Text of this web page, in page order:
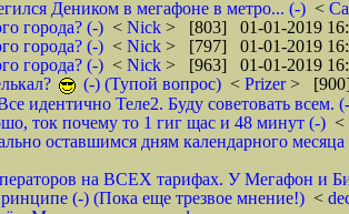
Деником в мегафоне в метро... (-) <
города? (-) < Nick > [803] 01-01-2019
города? (-) < Nick > [797] 01-01-2019
города? (-) < Nick > [963] 01-01-2019
(-) (Тупой вопрос) < Prizer>
идентично Теле2. Буду советовать всем.
ток почему то 1 гиг щас и 48 минут (-) <
оставшимся дням календарного
на ВСЕХ тарифах. У Мегафон и Би
(-) (Пока еще трезвое мнение!) <